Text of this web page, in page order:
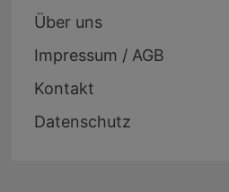
Über uns
Impressum / AGB
Kontakt
Datenschutz